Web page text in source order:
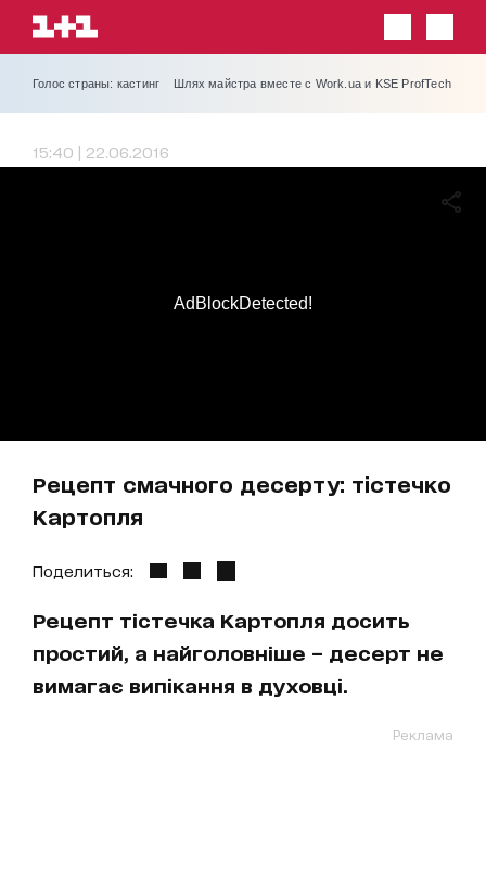
Голос страны: кастинг Шлях майстра вместе с Work.ua и KSE ProfTech
15:40 | 22.06.2016
Рецепт смачного десерту: тістечко
Картопля
AdBlockDetected!
Поделиться:
Рецепт тістечка Картопля досить
простий, а найголовніше – десерт не
вимагає випікання в духовці.
Реклама